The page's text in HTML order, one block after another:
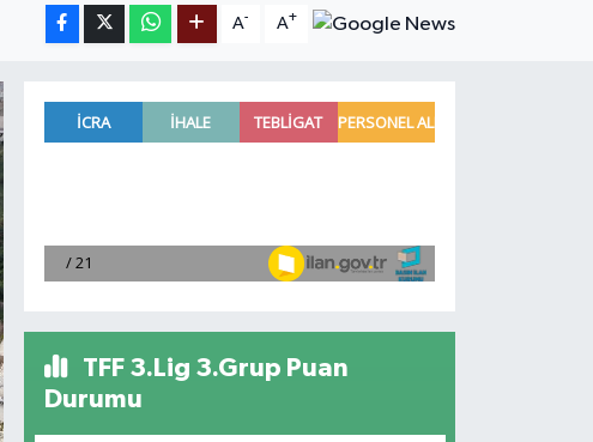
A- A+
TFF 3.Lig 3.Grup Puan
Durumu